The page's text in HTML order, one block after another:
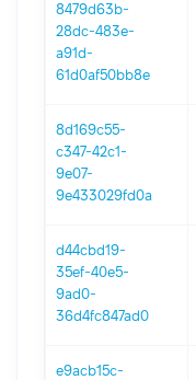
8479d63b-
28dc-483e-
a91d-
61d0af50bb8e
8d169c55-
c347-42c1-
9e07-
9e433029fd0a
d44cbd19-
35ef-40e5-
9ad0-
36d4fc847ad0
e9acb15c-